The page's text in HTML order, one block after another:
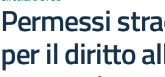
Permessi
per il diritto